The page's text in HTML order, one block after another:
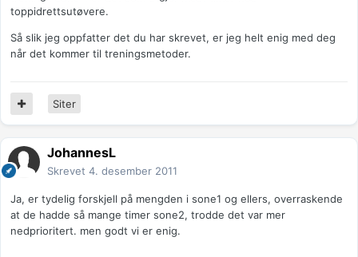
toppidrettsutøvere.
Så slik jeg oppfatter det du har skrevet, er jeg helt enig med deg
når det kommer til treningsmetoder.
Siter
JohannesL
Skrevet 4. desember 2011
Ja, er tydelig forskjell på mengden i sone1 og ellers, overraskende
at de hadde så mange timer sone2, trodde det var mer
nedprioritert. men godt vi er enig.